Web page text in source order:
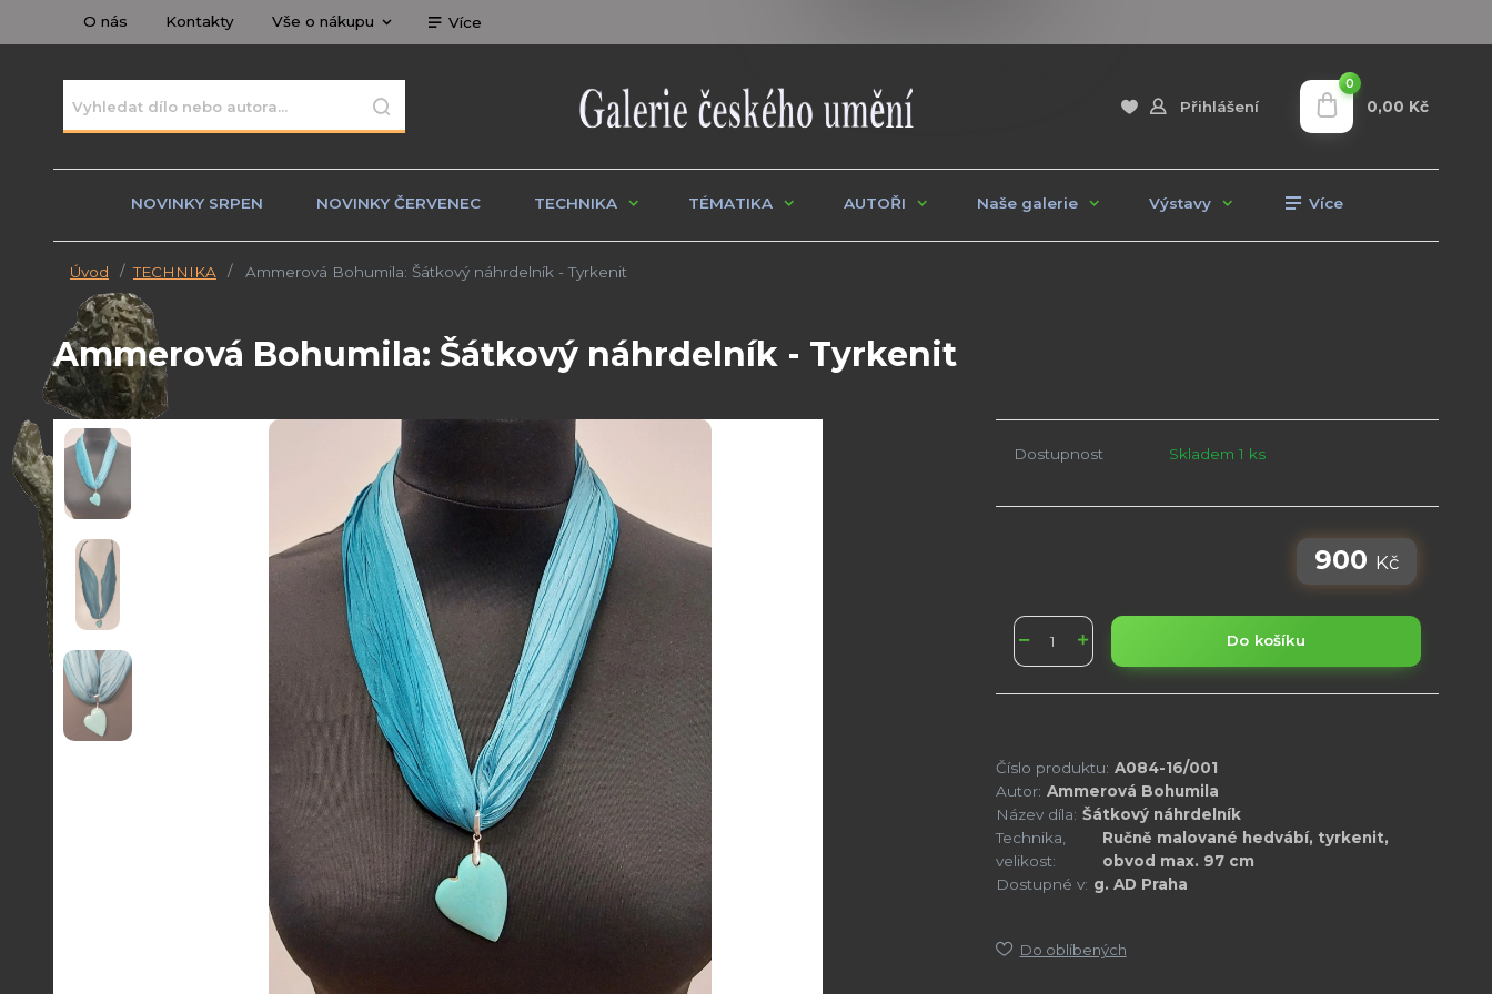
O nás Kontakty Vše o nákupu Více
Přihlášení
0
0,00 Kč
NOVINKY SRPEN NOVINKY ČERVENEC TECHNIKA TÉMATIKA AUTOŘI Naše galerie Výstavy Více
Úvod TECHNIKA Ammerová Bohumila: Šátkový náhrdelník - Tyrkenit
Ammerová Bohumila: Šátkový náhrdelník - Tyrkenit
Dostupnost Skladem 1 ks
900 Kč
Do košíku
Číslo produktu: A084-16/001
Autor: Ammerová Bohumila
Název díla: Šátkový náhrdelník
Technika,
velikost:
Ručně malované hedvábí, tyrkenit,
obvod max. 97 cm
Dostupné v: g. AD Praha
Do oblíbených